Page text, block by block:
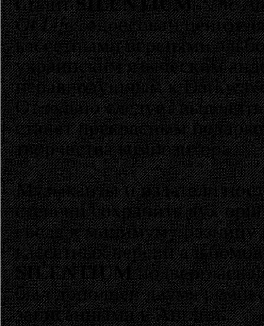
Of Life"адресован
кассетными версиями
украинским языческим
неравнодушным к
Отдельно следует
станет прекрасным
творчества композитора.
Музыканты и издатели
степени сохранить дух
сведя к минимуму
кассетных версий
SILENTIUMподверглась
был дополнен двумя
записанными в Англии.